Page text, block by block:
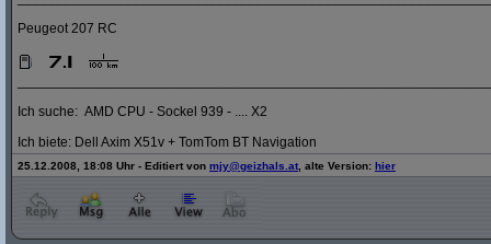
Peugeot 207 RC
Ich suche: AMD CPU - Sockel 939 - .... X2
Ich biete: Dell Axim X51v + TomTom BT Navigation
25.12.2008, 18:08 Uhr - Editiert von mjy@geizhals.at , alte Version: hier